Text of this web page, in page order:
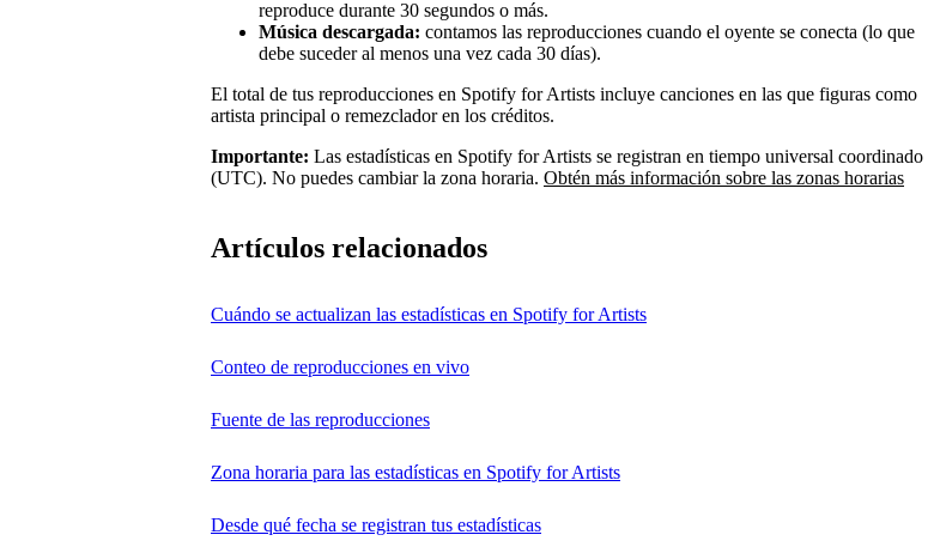
reproduce durante 30 segundos o más.
Música descargada: contamos las reproducciones cuando el oyente se conecta (lo que
debe suceder al menos una vez cada 30 días).
El total de tus reproducciones en Spotify for Artists incluye canciones en las que figuras como
artista principal o remezclador en los créditos.
Importante: Las estadísticas en Spotify for Artists se registran en tiempo universal coordinado
(UTC). No puedes cambiar la zona horaria. Obtén más información sobre las zonas horarias
Artículos relacionados
Cuándo se actualizan las estadísticas en Spotify for Artists
Conteo de reproducciones en vivo
Fuente de las reproducciones
Zona horaria para las estadísticas en Spotify for Artists
Desde qué fecha se registran tus estadísticas